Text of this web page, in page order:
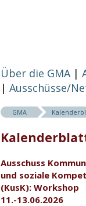
Über die GMA
Ausschüsse/
GMA
Ausschuss
und soziale
(KusK): Workshop
11.-13.06.2026